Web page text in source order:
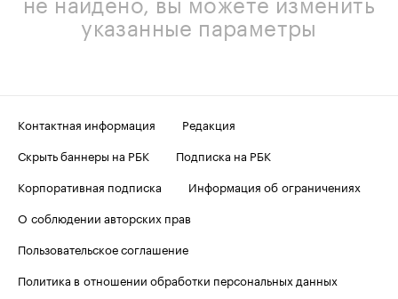
указанные параметры
Контактная информация
Редакция
Скрыть баннеры на РБК
Подписка на РБК
Корпоративная подписка
Информация об ограничениях
О соблюдении авторских прав
Пользовательское соглашение
Политика в отношении обработки персональных данных